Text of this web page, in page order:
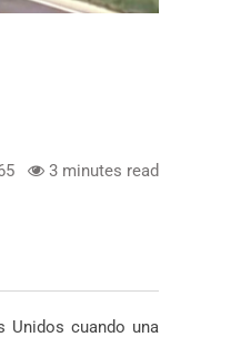
3 minutes read
Unidos cuando una